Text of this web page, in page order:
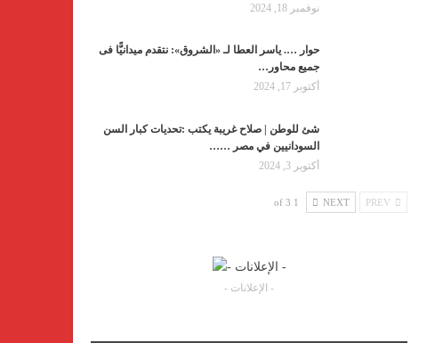
نوفمبر 18, 2024
حوار …. ياسر العطا لـ «الشروق»: نتقدم ميدانيًّا فى
جميع محاور…
أكتوبر 17, 2024
شئ للوطن | صلاح غريبة يكتب :تحديات كبار السن
السودانيين في مصر ……
أكتوبر 3, 2024
NEXT
1 of 3
- الإعلانات -